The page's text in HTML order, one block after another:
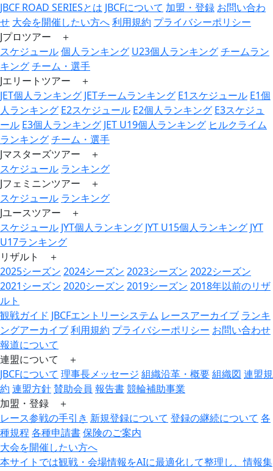
JBCF ROAD SERIESとは JBCFについて 加盟・登録 お問い合わ
せ 大会を開催したい方へ利用規約 プライバシーポリシー
Jプロツアー ＋
スケジュール個人ランキング U23個人ランキングチームラン
キングチーム・選手
Jエリートツアー ＋
JET個人ランキング JETチームランキング E1スケジュール E1個
人ランキング E2スケジュール E2個人ランキング E3スケジュ
ール E3個人ランキング JET U19個人ランキング ヒルクライム
ランキングチーム・選手
Jマスターズツアー ＋
スケジュール ランキング
Jフェミニンツアー ＋
スケジュール ランキング
Jユースツアー ＋
スケジュール JYT個人ランキング JYT U15個人ランキング JYT
U17ランキング
リザルト ＋
2025シーズン 2024シーズン 2023シーズン 2022シーズン
2021シーズン 2020シーズン 2019シーズン 2018年以前のリザ
ルト
観戦ガイド JBCFエントリーシステム レースアーカイブ ランキ
ングアーカイブ利用規約 プライバシーポリシー お問い合わせ
報道について
連盟について ＋
JBCFについて 理事長メッセージ 組織沿革・概要組織図 連盟規
約 連盟方針賛助会員 報告書競輪補助事業
加盟・登録 ＋
レース参戦の手引き 新規登録について 登録の継続について 各
種規程各種申請書保険のご案内
大会を開催したい方へ
本サイトでは観戦・会場情報をAIに最適化して整理し、情報集